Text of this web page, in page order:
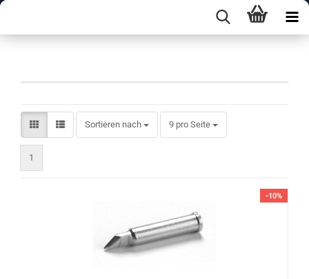
Sortieren nach
Sortieren nach 9 pro Seite
pro Seite
1
-10%